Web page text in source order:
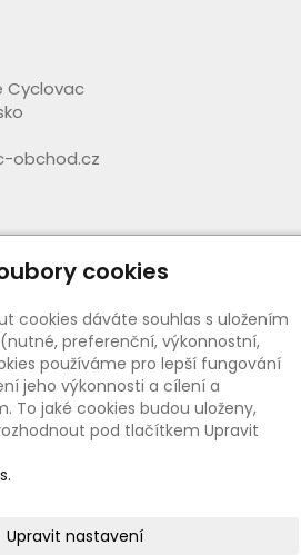
Cyclovac
obchod.cz
výdejny
osobních údajů
cookies
cookies dáváte souhlas s uložením
preferenční, výkonnostní,
používáme pro lepší fungování
jeho výkonnosti a cílení a
To jaké cookies budou uloženy,
pod tlačítkem Upravit
Upravit nastavení